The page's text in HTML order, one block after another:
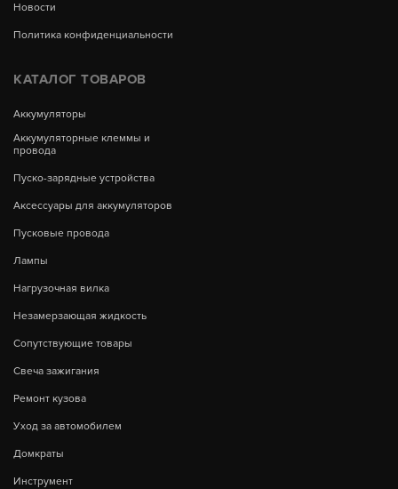
Новости
Политика конфиденциальности
КАТАЛОГ ТОВАРОВ
Аккумуляторы
Аккумуляторные клеммы и
провода
Пуско-зарядные устройства
Аксессуары для аккумуляторов
Пусковые провода
Лампы
Нагрузочная вилка
Незамерзающая жидкость
Сопутствующие товары
Свеча зажигания
Ремонт кузова
Уход за автомобилем
Домкраты
Инструмент